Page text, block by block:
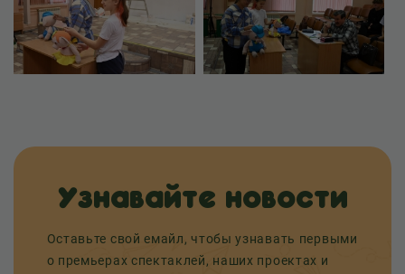
Узнавайте новости
Оставьте свой емайл, чтобы узнавать первыми
о премьерах спектаклей, наших проектах и